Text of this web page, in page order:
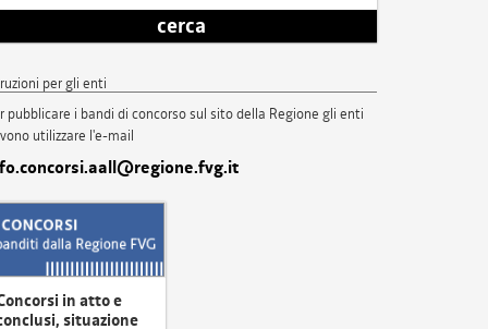
cerca
per gli enti
pubblicare i bandi di concorso sul sito della Regione gli enti
utilizzare l'e-mail
in atto e
situazione